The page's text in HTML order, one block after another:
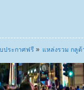
ประกาศฟรี» แหล่งรวม กลูต้